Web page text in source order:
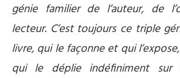
génie familier de l’auteur, de
lecteur. C’est toujours ce triple
livre, qui le façonne et qui
qui le déplie indéfiniment